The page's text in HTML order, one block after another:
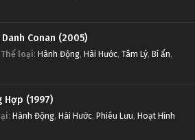
Conan (2005)
Thể loại: Hành Động, Hài Hước, Tâm Lý, Bí ẩn,
Hợp (1997)
: Hành Động, Hài Hước, Phiêu Lưu, Hoạt Hình